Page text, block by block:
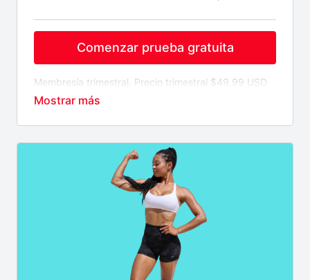
Comenzar prueba gratuita
Membresía trimestral. Precio trimestral $49.99 USD
cada tres meses. El cobro se realiza
es tu deber realizarlo con tiempo o contactar al